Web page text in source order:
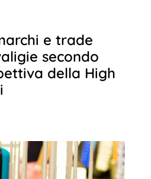
e trade
secondo
della High